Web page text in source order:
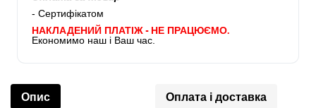
- Сертифікатом
НАКЛАДЕНИЙ ПЛАТІЖ - НЕ ПРАЦЮЄМО.
Економимо наш і Ваш час.
Опис Оплата і доставка